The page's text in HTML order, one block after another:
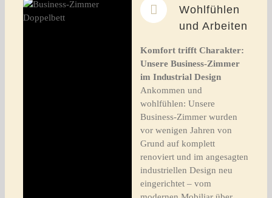
Wohlfühlen
und Arbeiten
Komfort trifft Charakter:
Unsere Business-Zimmer
im Industrial Design
Ankommen und
wohlfühlen: Unsere
Business-Zimmer wurden
vor wenigen Jahren von
Grund auf komplett
renoviert und im angesagten
industriellen Design neu
eingerichtet – vom